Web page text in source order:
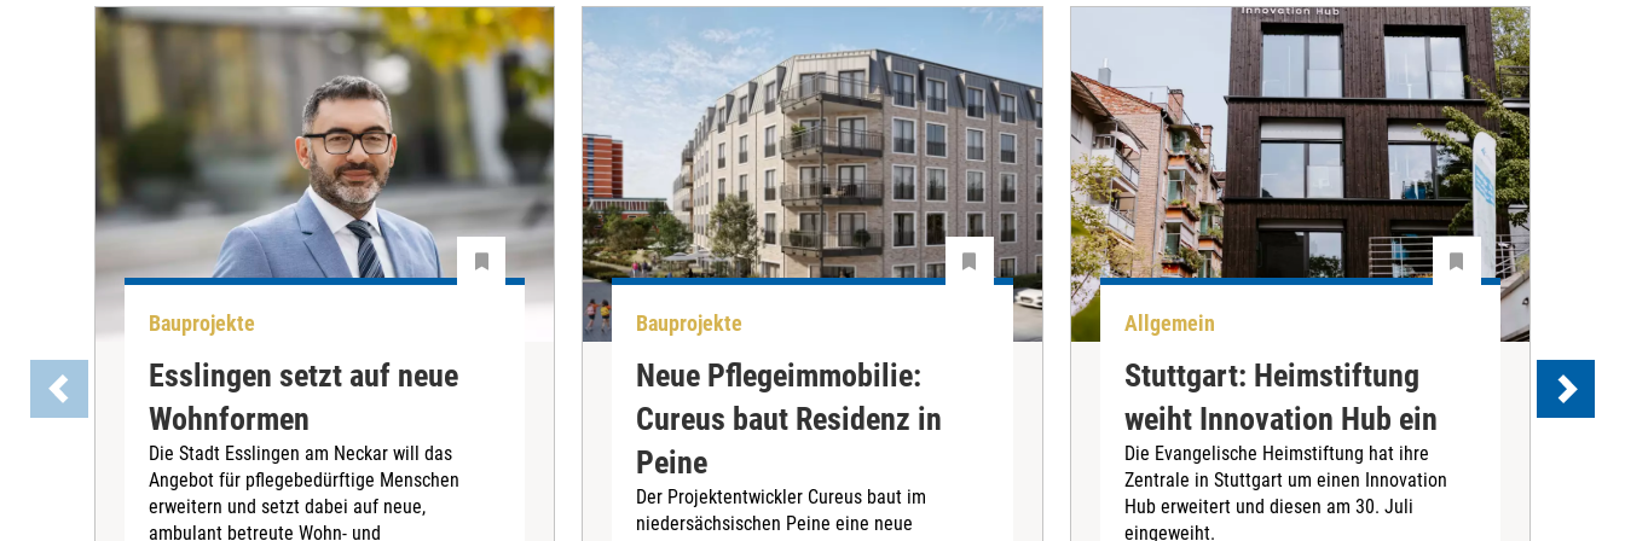
Bauprojekte
Esslingen setzt auf neue
Wohnformen
Die Stadt Esslingen am Neckar will das
Angebot für pflegebedürftige Menschen
erweitern und setzt dabei auf neue,
ambulant betreute Wohn- und
Bauprojekte
Neue Pflegeimmobilie:
Cureus baut Residenz in
Peine
Der Projektentwickler Cureus baut im
niedersächsischen Peine eine neue
Allgemein
Stuttgart: Heimstiftung
weiht Innovation Hub ein
Die Evangelische Heimstiftung hat ihre
Zentrale in Stuttgart um einen Innovation
Hub erweitert und diesen am 30. Juli
eingeweiht.